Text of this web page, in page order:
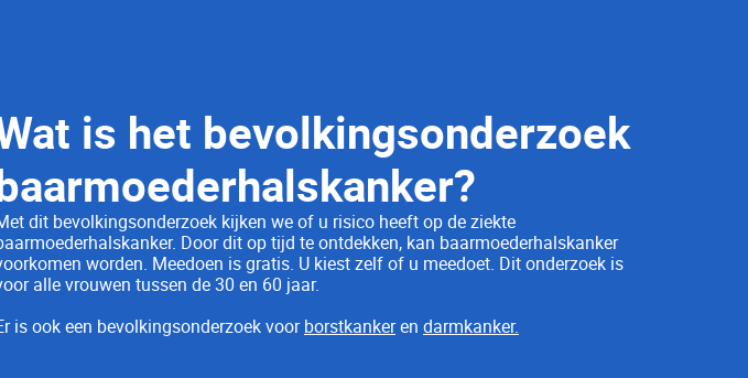
is het bevolkings­onderzoek
dit bevolkingsonderzoek kijken we of u risico heeft op de ziekte
Door dit op tijd te ontdekken, kan baarmoederhalskanker
worden. Meedoen is gratis. U kiest zelf of u meedoet. Dit onderzoek is
alle vrouwen tussen de 30 en 60 jaar.
is ook een bevolkingsonderzoek voorborstkankeren darmkanker.